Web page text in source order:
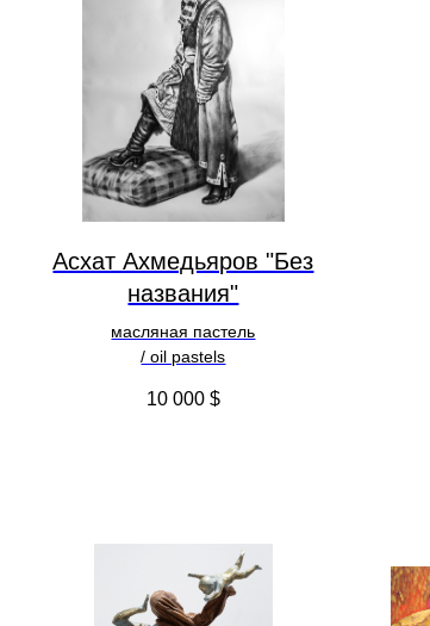
Асхат Ахмедьяров "Без
названия"
масляная пастель
/ oil pastels
10 000 $